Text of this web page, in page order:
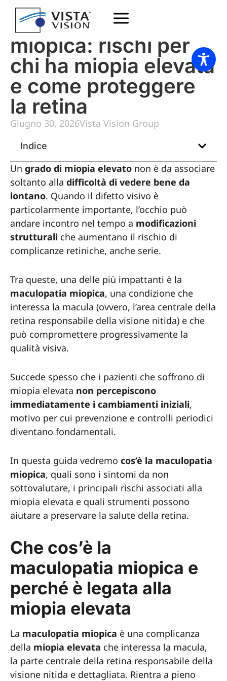
Maculopatia
miopica: rischi per
chi ha miopia elevata
e come proteggere
la retina
Giugno 30, 2026Vista Vision Group
Indice
Un grado di miopia elevato non è da associare
soltanto alla difficoltà di vedere bene da
lontano. Quando il difetto visivo è
particolarmente importante, l’occhio può
andare incontro nel tempo a modificazioni
strutturali che aumentano il rischio di
complicanze retiniche, anche serie.
Tra queste, una delle più impattanti è la
maculopatia miopica, una condizione che
interessa la macula (ovvero, l’area centrale della
retina responsabile della visione nitida) e che
può compromettere progressivamente la
qualità visiva.
Succede spesso che i pazienti che soffrono di
miopia elevata non percepiscono
immediatamente i cambiamenti iniziali,
motivo per cui prevenzione e controlli periodici
diventano fondamentali.
In questa guida vedremo cos’è la maculopatia
miopica, quali sono i sintomi da non
sottovalutare, i principali rischi associati alla
miopia elevata e quali strumenti possono
aiutare a preservare la salute della retina.
Che cos’è la
maculopatia miopica e
perché è legata alla
miopia elevata
La maculopatia miopica è una complicanza
della miopia elevata che interessa la macula,
la parte centrale della retina responsabile della
visione nitida e dettagliata. Rientra a pieno